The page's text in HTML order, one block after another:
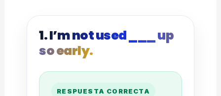
1. I’m not used ___ up
so early.
RESPUESTA CORRECTA